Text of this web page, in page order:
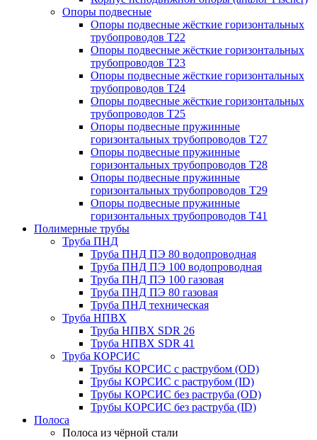
Опоры подвесные
Опоры подвесные жёсткие горизонтальных
трубопроводов Т22
Опоры подвесные жёсткие горизонтальных
трубопроводов Т23
Опоры подвесные жёсткие горизонтальных
трубопроводов Т24
Опоры подвесные жёсткие горизонтальных
трубопроводов Т25
Опоры подвесные пружинные
горизонтальных трубопроводов Т27
Опоры подвесные пружинные
горизонтальных трубопроводов Т28
Опоры подвесные пружинные
горизонтальных трубопроводов Т29
Опоры подвесные пружинные
горизонтальных трубопроводов Т41
Полимерные трубы
Труба ПНД
Труба ПНД ПЭ 80 водопроводная
Труба ПНД ПЭ 100 водопроводная
Труба ПНД ПЭ 100 газовая
Труба ПНД ПЭ 80 газовая
Труба ПНД техническая
Труба НПВХ
Труба НПВХ SDR 26
Труба НПВХ SDR 41
Труба КОРСИС
Трубы КОРСИС с раструбом (OD)
Трубы КОРСИС с раструбом (ID)
Трубы КОРСИС без раструба (OD)
Трубы КОРСИС без раструба (ID)
Полоса
Полоса из чёрной стали